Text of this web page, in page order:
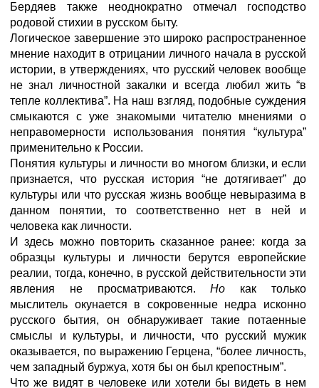
Бердяев также неоднократно отмечал господство
родовой стихии в русском быту.
Логическое завершение это широко распространенное
мнение находит в отрицании личного начала в русской
истории, в утверждениях, что русский человек вообще
не знал личностной закалки и всегда любил жить “в
тепле коллектива”. На наш взгляд, подобные суждения
смыкаются с уже знакомыми читателю мнениями о
неправомерности использования понятия “культура”
применительно к России.
Понятия культуры и личности во многом близки, и если
признается, что русская история “не дотягивает” до
культуры или что русская жизнь вообще невыразима в
данном понятии, то соответственно нет в ней и
человека как личности.
И здесь можно повторить сказанное ранее: когда за
образцы культуры и личности берутся европейские
реалии, тогда, конечно, в русской действительности эти
явления не просматриваются.Но как только
мыслитель окунается в сокровенные недра исконно
русского бытия, он обнаруживает такие потаенные
смыслы и культуры, и личности, что русский мужик
оказывается, по выражению Герцена, “более личность,
чем западный буржуа, хотя бы он был крепостным”.
Что же видят в человеке или хотели бы видеть в нем